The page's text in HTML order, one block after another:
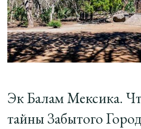
Эк Балам Мексика.
тайны Забытого